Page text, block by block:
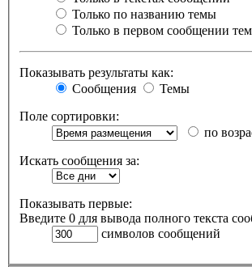
Только по названию темы
Только в первом сообщении
Показывать результаты как:
Сообщения
Темы
Поле сортировки:
по
Искать сообщения за:
Показывать первые:
Введите 0 для вывода полного текста
символов сообщений